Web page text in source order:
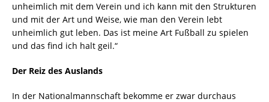
unheimlich mit dem Verein und ich kann mit den Strukturen
und mit der Art und Weise, wie man den Verein lebt
unheimlich gut leben. Das ist meine Art Fußball zu spielen
und das find ich halt geil.“
Der Reiz des Auslands
In der Nationalmannschaft bekomme er zwar durchaus